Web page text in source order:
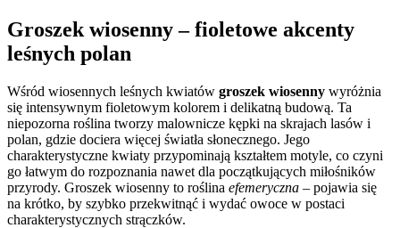
Groszek wiosenny – fioletowe akcenty
leśnych polan
Wśród wiosennych leśnych kwiatów groszek wiosenny wyróżnia
się intensywnym fioletowym kolorem i delikatną budową. Ta
niepozorna roślina tworzy malownicze kępki na skrajach lasów i
polan, gdzie dociera więcej światła słonecznego. Jego
charakterystyczne kwiaty przypominają kształtem motyle, co czyni
go łatwym do rozpoznania nawet dla początkujących miłośników
przyrody. Groszek wiosenny to roślina efemeryczna – pojawia się
na krótko, by szybko przekwitnąć i wydać owoce w postaci
charakterystycznych strączków.